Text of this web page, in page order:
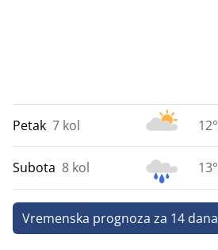
Petak 7 kol 12°
Subota 8 kol 13°
Vremenska prognoza za 14 dana